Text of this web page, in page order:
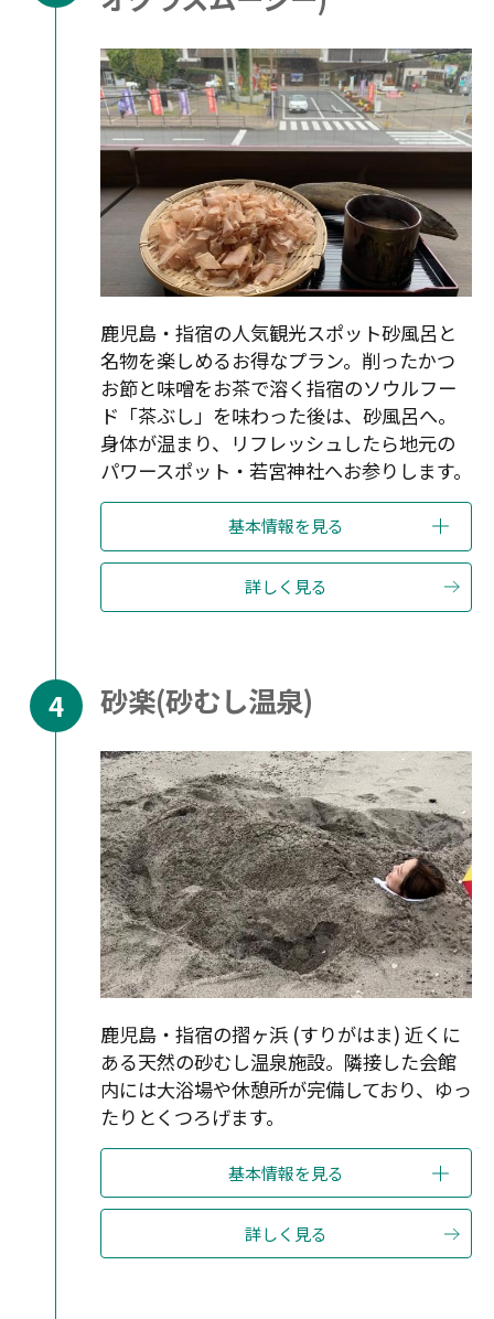
鹿児島・指宿の人気観光スポット砂風呂と
名物を楽しめるお得なプラン。削ったかつ
お節と味噌をお茶で溶く指宿のソウルフー
ド「茶ぶし」を味わった後は、砂風呂へ。
身体が温まり、リフレッシュしたら地元の
パワースポット・若宮神社へお参りします。
基本情報を見る
詳しく見る
砂楽(砂むし温泉)
鹿児島・指宿の摺ヶ浜 (すりがはま) 近くに
ある天然の砂むし温泉施設。隣接した会館
内には大浴場や休憩所が完備しており、ゆっ
たりとくつろげます。
基本情報を見る
詳しく見る